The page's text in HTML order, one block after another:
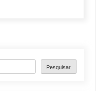
Pesquisar